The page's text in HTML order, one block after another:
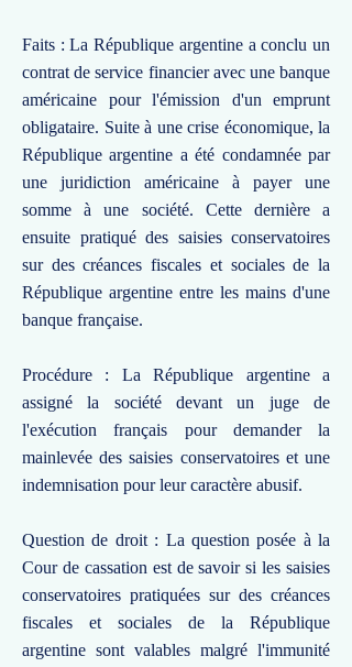
Faits : La République argentine a conclu un
contrat de service financier avec une banque
américaine pour l'émission d'un emprunt
obligataire. Suite à une crise économique, la
République argentine a été condamnée par
une juridiction américaine à payer une
somme à une société. Cette dernière a
ensuite pratiqué des saisies conservatoires
sur des créances fiscales et sociales de la
République argentine entre les mains d'une
banque française.
Procédure : La République argentine a
assigné la société devant un juge de
l'exécution français pour demander la
mainlevée des saisies conservatoires et une
indemnisation pour leur caractère abusif.
Question de droit : La question posée à la
Cour de cassation est de savoir si les saisies
conservatoires pratiquées sur des créances
fiscales et sociales de la République
argentine sont valables malgré l'immunité